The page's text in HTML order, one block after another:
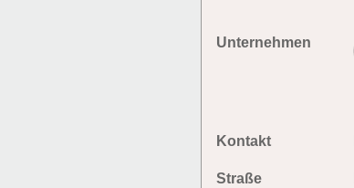
Unternehmen
Kontakt
Straße